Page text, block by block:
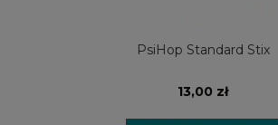
PsiHop Standard Stix
13,00 zł